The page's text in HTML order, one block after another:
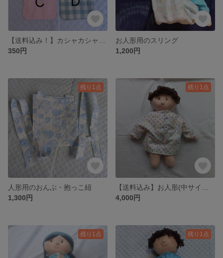
350円
お人形用のスリング
1,200円
残り1点
人形用のおんぶ・抱っこ紐
1,300円
残り1点
4,000円
残り1点 残り1点